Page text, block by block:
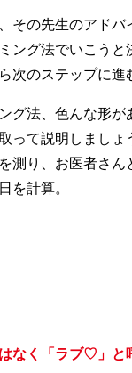
その先生のアドバ
ング法でいこうと
次のステップに進
グ法、色んな形が
って説明しましょ
測り、お医者さん
を計算。
なく「ラブ♡」と